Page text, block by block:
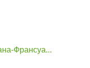
Франсуа...